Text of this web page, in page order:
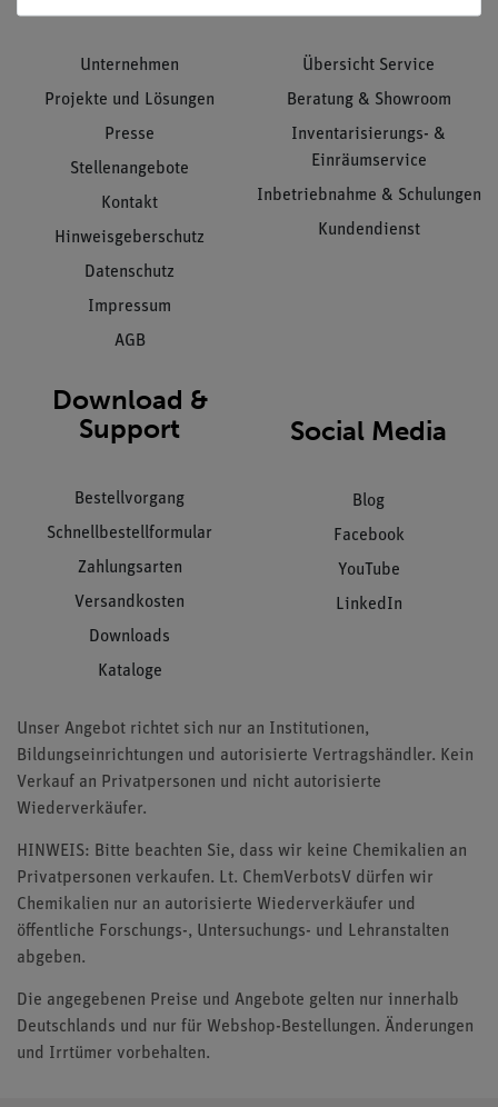
Unternehmen
Projekte und Lösungen
Presse
Stellenangebote
Kontakt
Hinweisgeberschutz
Datenschutz
Impressum
AGB
Übersicht Service
Beratung & Showroom
Inventarisierungs- &
Einräumservice
Inbetriebnahme & Schulungen
Kundendienst
Download &
Support
Bestellvorgang
Schnellbestellformular
Zahlungsarten
Versandkosten
Downloads
Kataloge
Social Media
Blog
Facebook
YouTube
LinkedIn
Unser Angebot richtet sich nur an Institutionen,
Bildungseinrichtungen und autorisierte Vertragshändler. Kein
Verkauf an Privatpersonen und nicht autorisierte
Wiederverkäufer.
HINWEIS: Bitte beachten Sie, dass wir keine Chemikalien an
Privatpersonen verkaufen. Lt. ChemVerbotsV dürfen wir
Chemikalien nur an autorisierte Wiederverkäufer und
öffentliche Forschungs-, Untersuchungs- und Lehranstalten
abgeben.
Die angegebenen Preise und Angebote gelten nur innerhalb
Deutschlands und nur für Webshop-Bestellungen. Änderungen
und Irrtümer vorbehalten.